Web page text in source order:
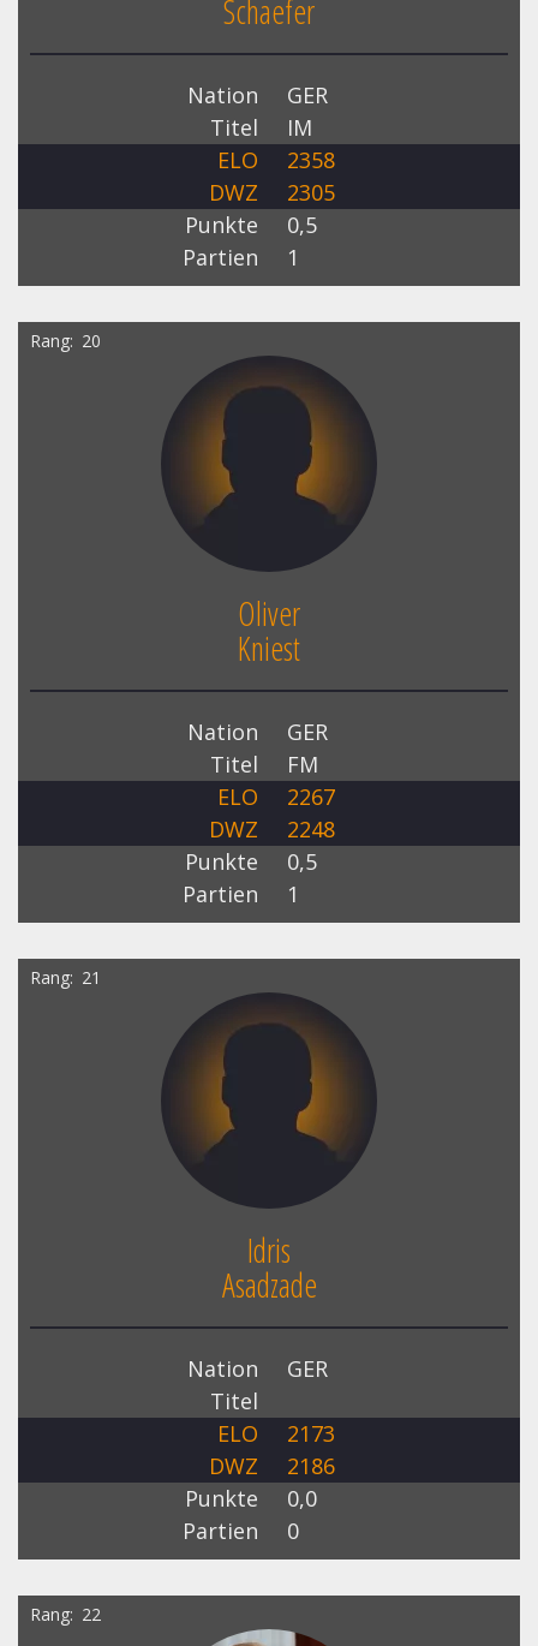
Schaefer
Nation
GER
Titel
IM
ELO
2358
DWZ
2305
Punkte
0,5
Partien
1
Rang 20
Oliver
Kniest
Nation
GER
Titel
FM
ELO
2267
DWZ
2248
Punkte
0,5
Partien
1
Rang 21
Idris
Asadzade
Nation
GER
Titel
ELO
2173
DWZ
2186
Punkte
0,0
Partien
0
Rang 22